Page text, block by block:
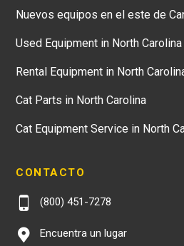
Nuevos equipos en el este de
Used Equipment in North Carolina
Rental Equipment in North
Cat Parts in North Carolina
Cat Equipment Service in North
CONTACTO
(800) 451-7278
Encuentra un lugar